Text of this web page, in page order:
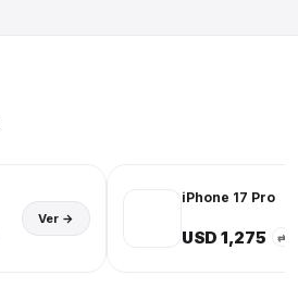
Ver →
iPhone 17 Pro
USD 1,275 ⇄